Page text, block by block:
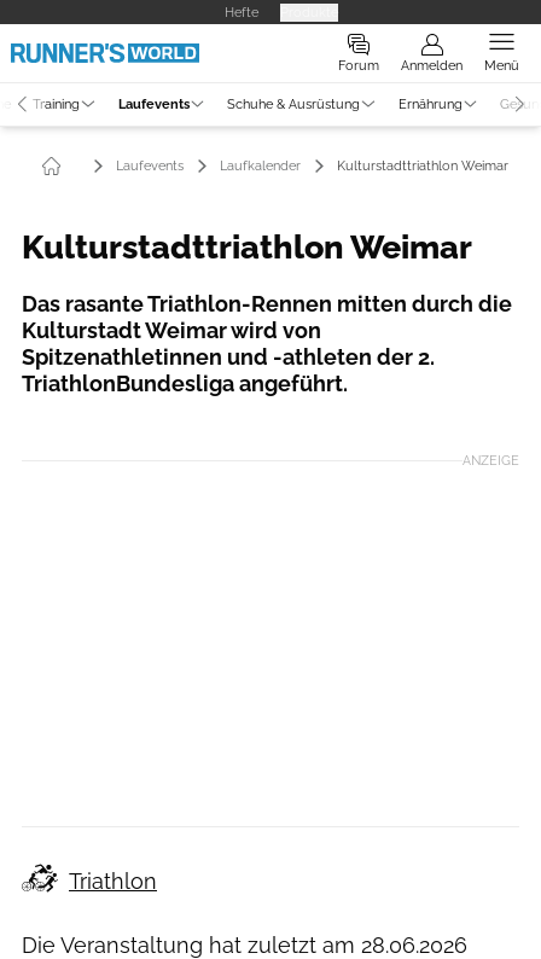
Hefte
Forum Anmelden Menü
Training Laufevents Schuhe & Ausrüstung Ernährung
Laufevents Laufkalender Kulturstadttriathlon Weimar
Kulturstadttriathlon Weimar
Das rasante Triathlon­-Rennen mitten durch die
Kulturstadt Weimar wird von
Spitzenathletinnen und ­-athleten der 2.
Triathlon­Bundesliga angeführt.
ANZEIGE
Triathlon
Die Veranstaltung hat zuletzt am 28.06.2026